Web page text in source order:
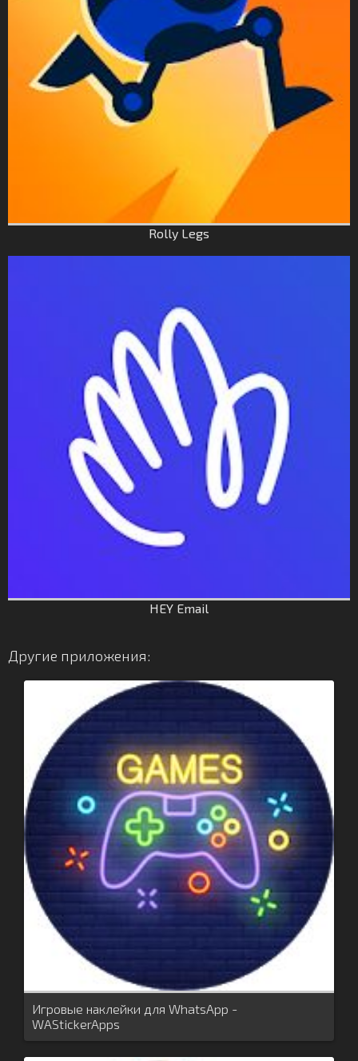
Rolly Legs
HEY Email
Другие приложения:
Игровые наклейки для WhatsApp -
WAStickerApps